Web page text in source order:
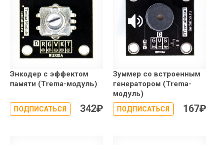
Энкодер с эффектом
памяти (Trema-модуль)
ПОДПИСАТЬСЯ 342₽
Зуммер со встроенным
генератором (Trema-
модуль)
ПОДПИСАТЬСЯ 167₽